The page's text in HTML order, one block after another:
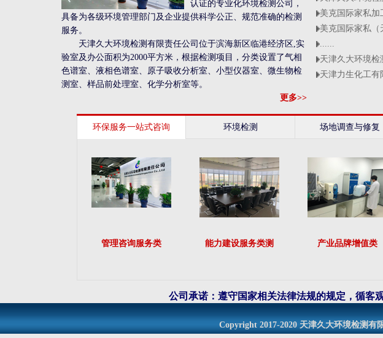
认证的专业化环境检测公司，
具备为各级环境管理部门及企业提供科学公正、规范准确的检测
服务。
天津久大环境检测有限责任公司位于滨海新区临港经济区,实
验室及办公面积为2000平方米，根据检测项目，分类设置了气相
色谱室、液相色谱室、原子吸收分析室、小型仪器室、微生物检
测室、样品前处理室、化学分析室等。
更多>>
美克国际家私
美克国际家私
......
天津久大环境检
天津力生化工有
环保服务一站式咨询 环境检测 场地调查与修复
管理咨询服务类 能力建设服务类测 产业品牌增值类
公司承诺：遵守国家相关法律法规的规定，循客
Copyright 2017-2020 天津久大环境检测有